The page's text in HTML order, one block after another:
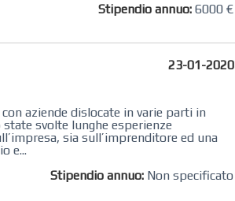
Stipendio annuo: 6000 €
23-01-2020
aziende dislocate in varie parti in
svolte lunghe esperienze
sia sull’imprenditore ed una
e...
Stipendio annuo: Non specificato